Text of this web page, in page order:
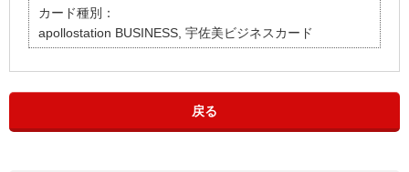
カード種別：
apollostation BUSINESS, 宇佐美ビジネスカード
戻る